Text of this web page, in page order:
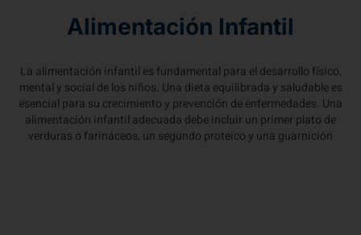
Alimentación Infantil
La alimentación infantil es fundamental para el desarrollo físico,
mental y social de los niños. Una dieta equilibrada y saludable es
esencial para su crecimiento y prevención de enfermedades. Una
alimentación infantil adecuada debe incluir un primer plato de
verduras o farináceos, un segundo proteico y una guarnición